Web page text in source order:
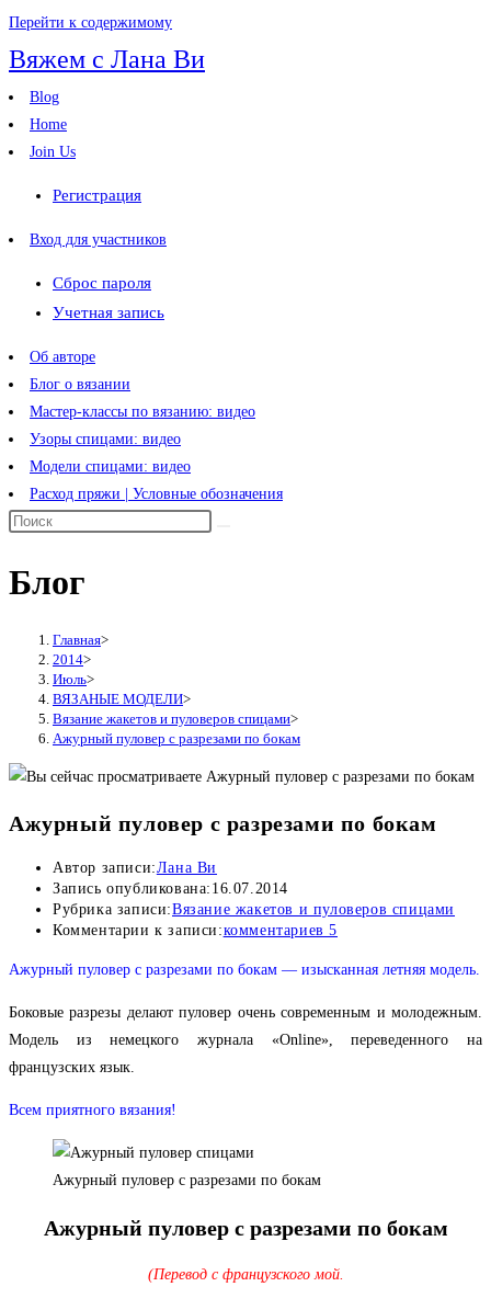
Перейти к содержимому
Вяжем с Лана Ви
Blog
Home
Join Us
Регистрация
Вход для участников
Сброс пароля
Учетная запись
Об авторе
Блог о вязании
Мастер-классы по вязанию: видео
Узоры спицами: видео
Модели спицами: видео
Расход пряжи | Условные обозначения
Блог
Главная>
2014>
Июль>
ВЯЗАНЫЕ МОДЕЛИ>
Вязание жакетов и пуловеров спицами>
Ажурный пуловер с разрезами по бокам
Ажурный пуловер с разрезами по бокам
Автор записи:Лана Ви
Запись опубликована: 16.07.2014
Рубрика записи:Вязание жакетов и пуловеров спицами
Комментарии к записи:комментариев 5
Ажурный пуловер с разрезами по бокам — изысканная летняя модель.
Боковые разрезы делают пуловер очень современным и молодежным.
Модель из немецкого журнала «Online», переведенного на
французских язык.
Всем приятного вязания!
Ажурный пуловер с разрезами по бокам
Ажурный пуловер с разрезами по бокам
(Перевод с французского мой.